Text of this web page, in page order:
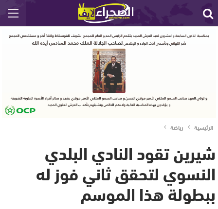
الرئيسية رياضة
شيرين تقود النادي البلدي
النسوي لتحقق ثاني فوز له
ببطولة هذا الموسم